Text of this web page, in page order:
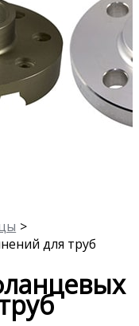
для труб